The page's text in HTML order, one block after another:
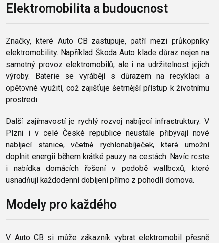
Elektromobilita a budoucnost
Značky, které Auto CB zastupuje, patří mezi průkopníky
elektromobility. Například Škoda Auto klade důraz nejen na
samotný provoz elektromobilů, ale i na udržitelnost jejich
výroby. Baterie se vyrábějí s důrazem na recyklaci a
opětovné využití, což zajišťuje šetrnější přístup k životnímu
prostředí.
Další zajímavostí je rychlý rozvoj nabíjecí infrastruktury. V
Plzni i v celé České republice neustále přibývají nové
nabíjecí stanice, včetně rychlonabíječek, které umožní
doplnit energii během krátké pauzy na cestách. Navíc roste
i nabídka domácích řešení v podobě wallboxů, které
usnadňují každodenní dobíjení přímo z pohodlí domova.
Modely pro každého
V Auto CB si může zákazník vybrat elektromobil přesně